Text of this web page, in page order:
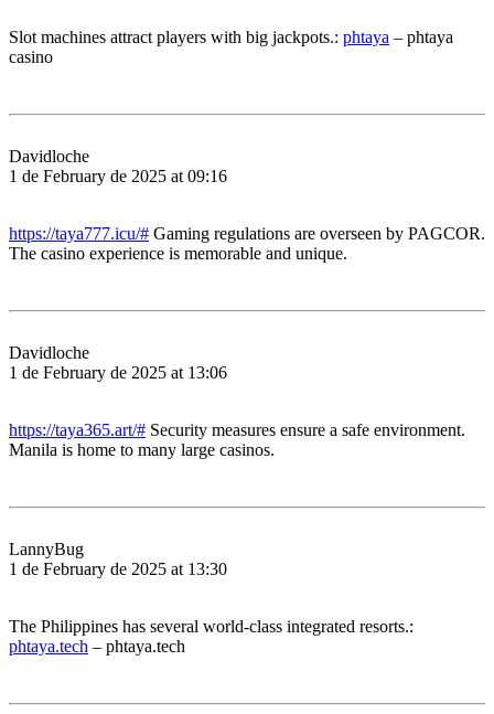
Slot machines attract players with big jackpots.: phtaya – phtaya
casino
Davidloche
1 de February de 2025 at 09:16
https://taya777.icu/# Gaming regulations are overseen by PAGCOR.
The casino experience is memorable and unique.
Davidloche
1 de February de 2025 at 13:06
https://taya365.art/# Security measures ensure a safe environment.
Manila is home to many large casinos.
LannyBug
1 de February de 2025 at 13:30
The Philippines has several world-class integrated resorts.:
phtaya.tech – phtaya.tech